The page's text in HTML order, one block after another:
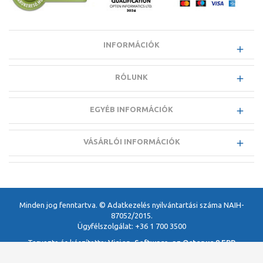
INFORMÁCIÓK
RÓLUNK
EGYÉB INFORMÁCIÓK
VÁSÁRLÓI INFORMÁCIÓK
Minden jog fenntartva. © Adatkezelés nyilvántartási száma NAIH-
87052/2015.
Ügyfélszolgálat: +36 1 700 3500
Tervezte és készítette:Vision-Software, az Octopus 8 ERP